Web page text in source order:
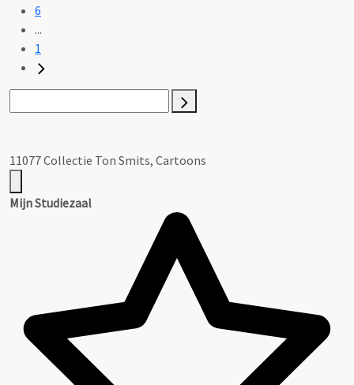
6
...
1
11077 Collectie Ton Smits, Cartoons
Mijn Studiezaal